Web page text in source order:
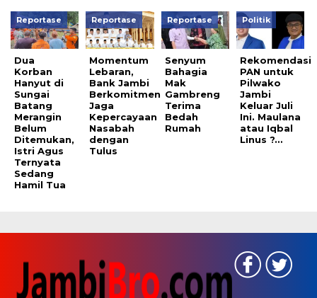
Reportase
Dua
Korban
Hanyut di
Sungai
Batang
Merangin
Belum
Ditemukan,
Istri Agus
Ternyata
Sedang
Hamil Tua
Reportase
Momentum
Lebaran,
Bank Jambi
Berkomitmen
Jaga
Kepercayaan
Nasabah
dengan
Tulus
Reportase
Senyum
Bahagia
Mak
Gambreng
Terima
Bedah
Rumah
Politik
Rekomendasi
PAN untuk
Pilwako
Jambi
Keluar Juli
Ini. Maulana
atau Iqbal
Linus ?…